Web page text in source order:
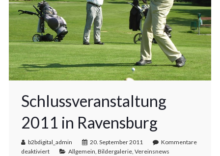
Schlussveranstaltung
2011 in Ravensburg
b2bdigital_admin 20. September 2011
Kommentare
deaktiviert
Allgemein, Bildergalerie, Vereinsnews